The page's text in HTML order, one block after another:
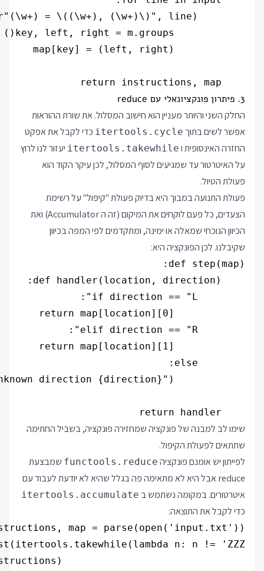
3. פיתרון פונקציונאלי עם reduce
החלק השני והיותר מעניין הוא חישוב המסלול. את שורת ההוראות
אפשר לשים בתוך itertools.cycle כדי לקבל את אפקט
החזרה האינסופית ו itertools.takewhile יעזור לנו לרוץ
על האיטרטור עד שמגיעים לסוף המסלול, לכן עיקר הקוד הוא
פעולת הטיול.
פעולת התנועה במבוך היא בדיוק פעולת "קיפול" על רשימת
הצעדים, כל פעם לוקחים את המיקום (זה ה Accumulator) ואת
הכיוון הנוכחי שמאלה או ימינה, ומתקדמים לפי המפה בכיוון
שקיבלנו. לכן הפונקציה היא:
שימו לב למבנה של פונקציה שמחזירה פונקציה, בשביל החתימה
שתתאים לפעולת הקיפול.
לפייתון יש אומנם פונקציה functools.reduce שמבצעת
reduce אבל היא לא מתאימה פה בגלל שהיא לא יודעת לעבוד עם
איטרטורים. במקומה נשתמש ב itertools.accumulate
כדי לקבל את התוצאה: